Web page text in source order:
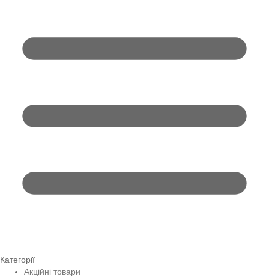
Категорії
Акційні товари